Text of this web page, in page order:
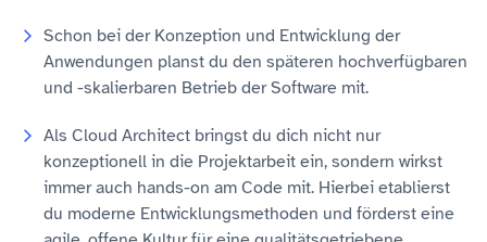
Schon bei der Konzeption und Entwicklung der
Anwendungen planst du den späteren hochverfügbaren
und -skalierbaren Betrieb der Software mit.
Als Cloud Architect bringst du dich nicht nur
konzeptionell in die Projektarbeit ein, sondern wirkst
immer auch hands-on am Code mit. Hierbei etablierst
du moderne Entwicklungsmethoden und förderst eine